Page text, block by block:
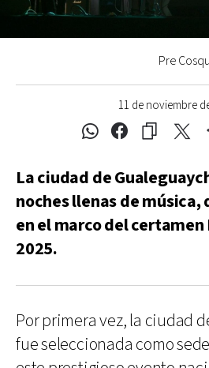
11 de noviembre
Pre
La ciudad de
noches llenas de
en el marco del certamen
2025.
Por primera vez, la ciudad
fue seleccionada como